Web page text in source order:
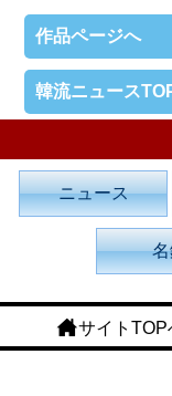
作品ページへ
韓流ニュース
ニュース
サイトTOP